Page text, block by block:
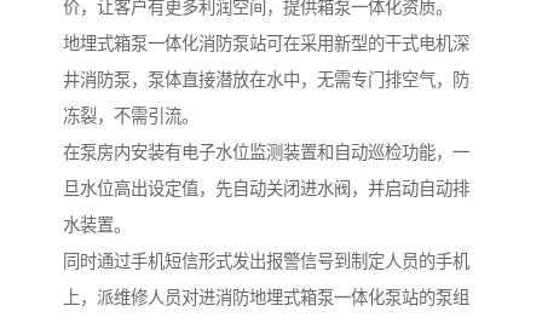
价，让客户有更多利润空间，提供箱泵一体化资质。
地埋式箱泵一体化消防泵站可在采用新型的干式电机深
井消防泵，泵体直接潜放在水中，无需专门排空气，防
冻裂，不需引流。
在泵房内安装有电子水位监测装置和自动巡检功能，一
旦水位高出设定值，先自动关闭进水阀，并启动自动排
水装置。
同时通过手机短信形式发出报警信号到制定人员的手机
上，派维修人员对进消防地埋式箱泵一体化泵站的泵组